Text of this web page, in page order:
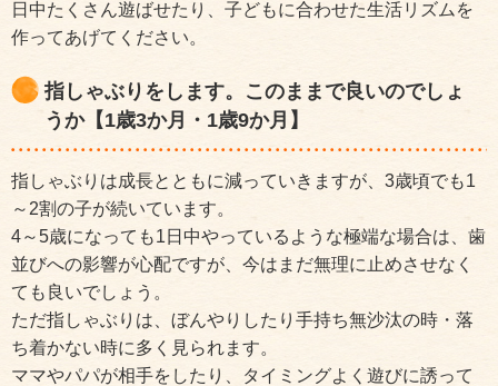
日中たくさん遊ばせたり、子どもに合わせた生活リズムを
作ってあげてください。
指しゃぶりをします。このままで良いのでしょ
うか【1歳3か月・1歳9か月】
指しゃぶりは成長とともに減っていきますが、3歳頃でも1
～2割の子が続いています。
4～5歳になっても1日中やっているような極端な場合は、歯
並びへの影響が心配ですが、今はまだ無理に止めさせなく
ても良いでしょう。
ただ指しゃぶりは、ぼんやりしたり手持ち無沙汰の時・落
ち着かない時に多く見られます。
ママやパパが相手をしたり、タイミングよく遊びに誘って